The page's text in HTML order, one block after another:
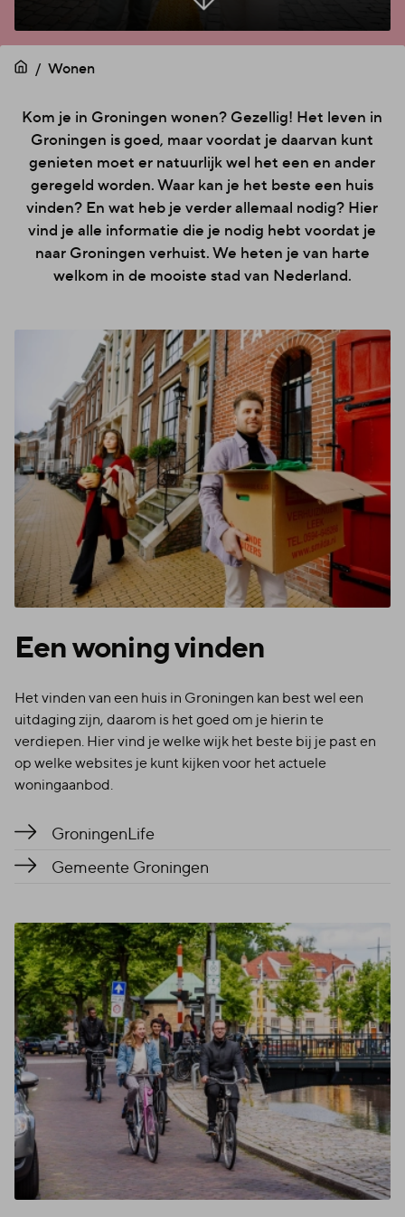
Wonen
Kom je in Groningen wonen? Gezellig! Het leven in
Groningen is goed, maar voordat je daarvan kunt
genieten moet er natuurlijk wel het een en ander
geregeld worden. Waar kan je het beste een huis
vinden? En wat heb je verder allemaal nodig? Hier
vind je alle informatie die je nodig hebt voordat je
naar Groningen verhuist. We heten je van harte
welkom in de mooiste stad van Nederland.
Een woning vinden
Het vinden van een huis in Groningen kan best wel een
uitdaging zijn, daarom is het goed om je hierin te
verdiepen. Hier vind je welke wijk het beste bij je past en
op welke websites je kunt kijken voor het actuele
woningaanbod.
GroningenLife
Gemeente Groningen